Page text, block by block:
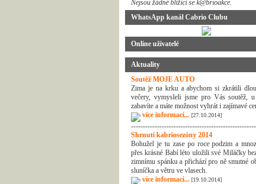
Nejsou žádné blížící se k@brioakce.
WhatsApp kanál Cabrio Clubu
Online uživatelé
Aktuality
Soutěž MOJE AUTO
Zima je na krku a abychom si zkrátili
večery, vymysleli jsme pro Vás soutěž,
zabavíte a máte možnost vyhrát i zajímavé
více informací... [27.10.2014]
Shrnutí kabriosezóny 2014
Bohužel je tu zase po roce podzim a
přes krásné Babí léto uložili své Miláčky
zimnímu spánku a přichází pro ně smutné
sluníčka a větru ve vlasech.
více informací... [19.10.2014]